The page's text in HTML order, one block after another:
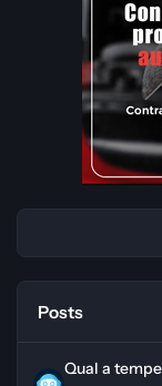
Posts
Qual a